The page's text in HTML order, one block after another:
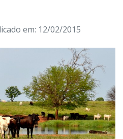
em: 12/02/2015